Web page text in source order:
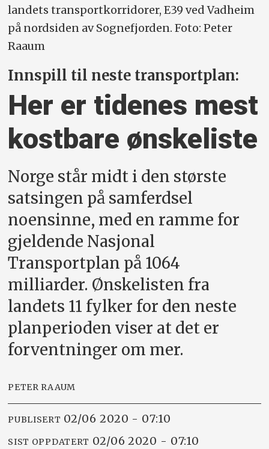
landets transportkorridorer, E39 ved Vadheim
på nordsiden av Sognefjorden. Foto: Peter
Raaum
Innspill til neste transportplan:
Her er tidenes mest
kostbare ønskeliste
Norge står midt i den største
satsingen på samferdsel
noensinne, med en ramme for
gjeldende Nasjonal
Transportplan på 1064
milliarder. Ønskelisten fra
landets 11 fylker for den neste
planperioden viser at det er
forventninger om mer.
PETER RAAUM
PUBLISERT 02/06 2020 - 07:10
SIST OPPDATERT 02/06 2020 - 07:10